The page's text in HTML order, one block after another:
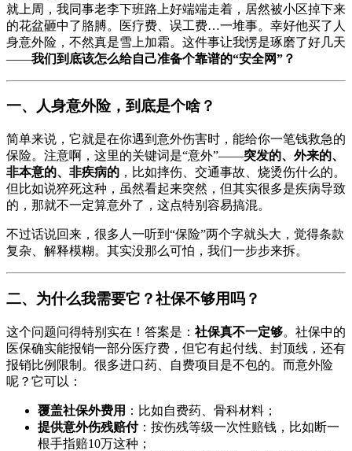
就上周，我同事老李下班路上好端端走着，居然被小区掉下来
的花盆砸中了胳膊。医疗费、误工费…一堆事。幸好他买了人
身意外险，不然真是雪上加霜。这件事让我愣是琢磨了好几天
——我们到底该怎么给自己准备个靠谱的“安全网”？
一、人身意外险，到底是个啥？
简单来说，它就是在你遇到意外伤害时，能给你一笔钱救急的
保险。注意啊，这里的关键词是“意外”——突发的、外来的、
非本意的、非疾病的 ，比如摔伤、交通事故、烧烫伤什么的。
但比如说猝死这种，虽然看起来突然，但其实很多是疾病导致
的，那就不一定算意外了，这点特别容易搞混。
不过话说回来，很多人一听到“保险”两个字就头大，觉得条款
复杂、解释模糊。其实没那么可怕，我们一步步来拆。
二、为什么我需要它？社保不够用吗？
这个问题问得特别实在！答案是： 社保真不一定够。社保中的
医保确实能报销一部分医疗费，但它有起付线、封顶线，还有
报销比例限制。很多进口药、自费项目是不包的。而意外险
呢？它可以：
覆盖社保外费用 ：比如自费药、骨科材料；
提供意外伤残赔付：按伤残等级一次性赔钱，比如断一
根手指赔10万这种；